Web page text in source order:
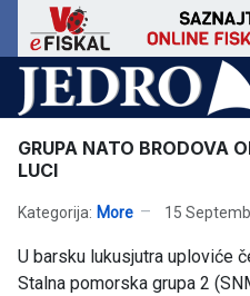
GRUPA NATO BRODOVA
LUCI
Kategorija: More 15
U barsku lukusjutra uploviće
Stalna pomorska grupa 2